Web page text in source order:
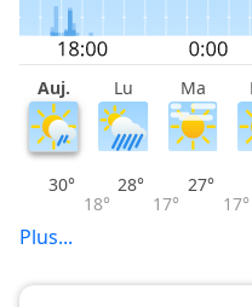
Auj. Lu Ma
30°
18°
28°
17°
27°
17°
Plus...